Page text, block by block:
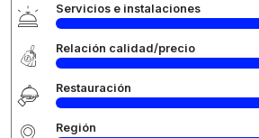
Servicios e instalaciones
Relación calidad/precio
Restauración
Región